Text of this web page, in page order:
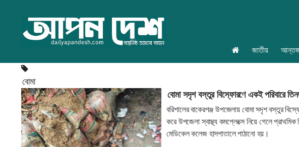
জাতীয়
বোমা
বোমা সদৃশ বস্তুর বিস্ফোরণে একই পরিবারে
বরিশালের বাকেরগঞ্জ উপজেলায় বোমা সদৃশ বস্তুর
করে উপজেলা স্বাস্থ্য কমপ্লেক্সে নিয়ে গেলে
মেডিকেল কলেজ হাসপাতালে পাঠানো হয়।